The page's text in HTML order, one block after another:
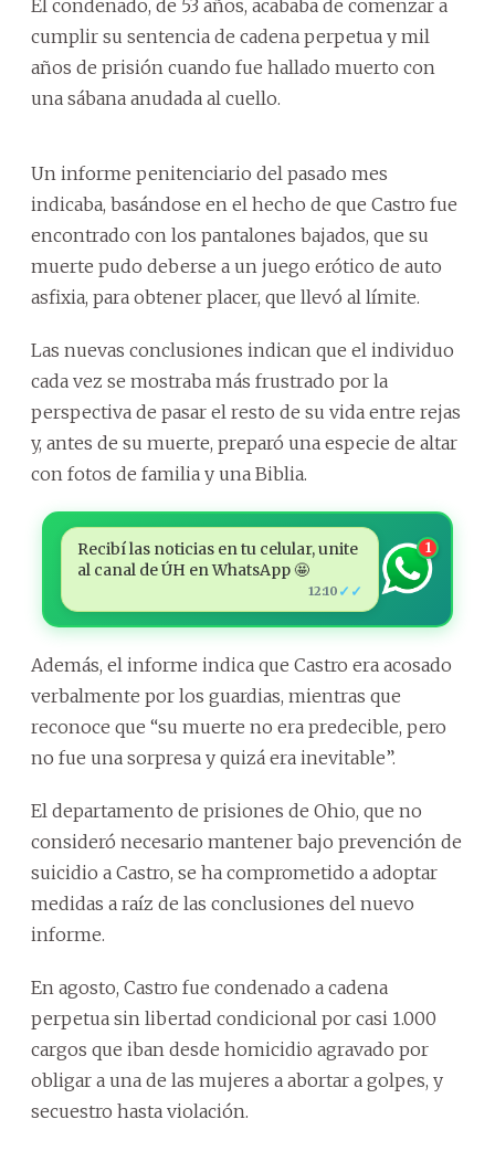
El condenado, de 53 años, acababa de comenzar a
cumplir su sentencia de cadena perpetua y mil
años de prisión cuando fue hallado muerto con
una sábana anudada al cuello.
Un informe penitenciario del pasado mes
indicaba, basándose en el hecho de que Castro fue
encontrado con los pantalones bajados, que su
muerte pudo deberse a un juego erótico de auto
asfixia, para obtener placer, que llevó al límite.
Las nuevas conclusiones indican que el individuo
cada vez se mostraba más frustrado por la
perspectiva de pasar el resto de su vida entre rejas
y, antes de su muerte, preparó una especie de altar
con fotos de familia y una Biblia.
Recibí las noticias en tu celular, unite
al canal de ÚH en WhatsApp 🤩
12:10 ✓✓
1
Además, el informe indica que Castro era acosado
verbalmente por los guardias, mientras que
reconoce que “su muerte no era predecible, pero
no fue una sorpresa y quizá era inevitable”.
El departamento de prisiones de Ohio, que no
consideró necesario mantener bajo prevención de
suicidio a Castro, se ha comprometido a adoptar
medidas a raíz de las conclusiones del nuevo
informe.
En agosto, Castro fue condenado a cadena
perpetua sin libertad condicional por casi 1.000
cargos que iban desde homicidio agravado por
obligar a una de las mujeres a abortar a golpes, y
secuestro hasta violación.